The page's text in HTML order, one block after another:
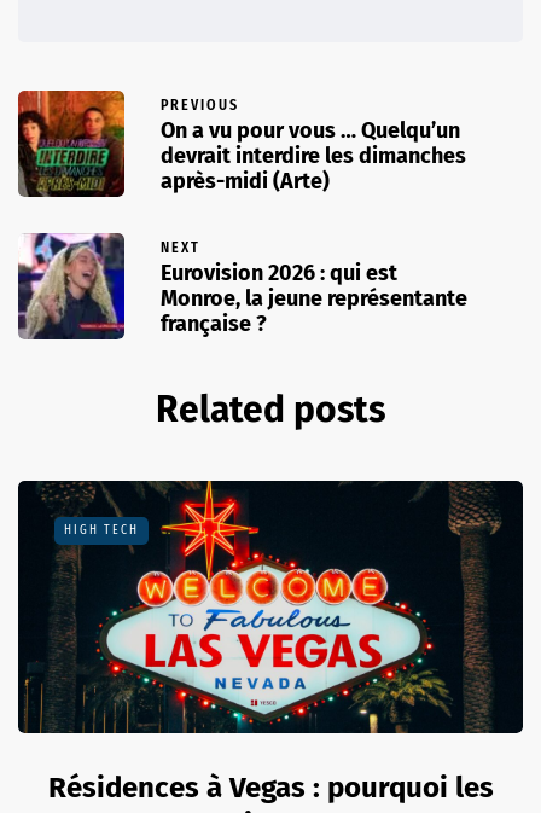
PREVIOUS
On a vu pour vous … Quelqu’un
devrait interdire les dimanches
après-midi (Arte)
NEXT
Eurovision 2026 : qui est
Monroe, la jeune représentante
française ?
Related posts
HIGH TECH
Résidences à Vegas : pourquoi les